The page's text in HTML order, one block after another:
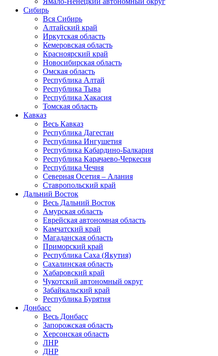
Сибирь
Вся Сибирь
Алтайский край
Иркутская область
Кемеровская область
Красноярский край
Новосибирская область
Омская область
Республика Алтай
Республика Тыва
Республика Хакасия
Томская область
Кавказ
Весь Кавказ
Республика Дагестан
Республика Ингушетия
Республика Кабардино-Балкария
Республика Карачаево-Черкесия
Республика Чечня
Северная Осетия – Алания
Ставропольский край
Дальний Восток
Весь Дальний Восток
Амурская область
Еврейская автономная область
Камчатский край
Магаданская область
Приморский край
Республика Саха (Якутия)
Сахалинская область
Хабаровский край
Чукотский автономный округ
Забайкальский край
Республика Бурятия
Донбасс
Весь Донбасс
Запорожская область
Херсонская область
ЛНР
ДНР